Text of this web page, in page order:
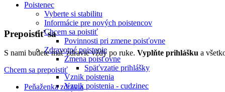
Poistenec
Vyberte si stabilitu
Informácie pre nových poistencov
Chcem sa poistiť
Povinnosti pri zmene poisťovne
Zdravotné poistenie
Zmena poisťovne
Späťvzatie prihlášky
Vznik poistenia
Vznik poistenia - cudzinec
Prepoistiť sa
S nami budete mať zdravie vždy po ruke. Vyplňte prihlášku a
Chcem sa prepoistiť
Peňaženka zdravia